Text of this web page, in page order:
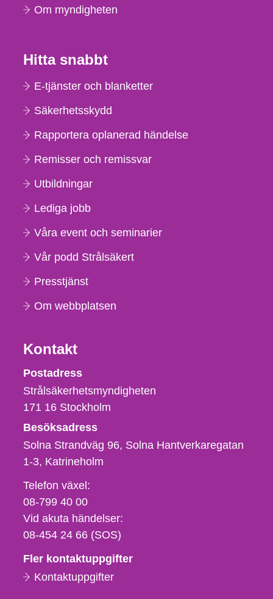
Om myndigheten
Hitta snabbt
E-tjänster och blanketter
Säkerhetsskydd
Rapportera oplanerad händelse
Remisser och remissvar
Utbildningar
Lediga jobb
Våra event och seminarier
Vår podd Strålsäkert
Presstjänst
Om webbplatsen
Kontakt
Strålsäkerhetsmyndigheten
Postadress
Strålsäkerhetsmyndigheten
171 16 Stockholm
Besöksadress
Solna Strandväg 96, Solna Hantverkaregatan
1-3 Katrineholm
Telefon,
fax
och
e-
Telefon växel:
08-799 40 00
Vid akuta händelser:
08-454 24 66 (SOS)
Fler kontaktuppgifter
Kontaktuppgifter